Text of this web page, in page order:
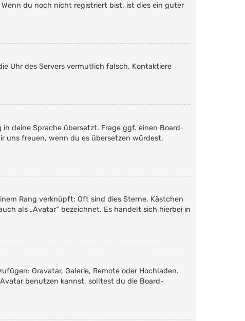
du noch nicht registriert bist, ist dies ein guter
Uhr des Servers vermutlich falsch. Kontaktiere
deine Sprache übersetzt. Frage ggf. einen Board-
uns freuen, wenn du es übersetzen würdest.
Rang verknüpft: Oft sind dies Sterne, Kästchen
als „Avatar“ bezeichnet. Es handelt sich hierbei in
Gravatar, Galerie, Remote oder Hochladen.
benutzen kannst, solltest du die Board-